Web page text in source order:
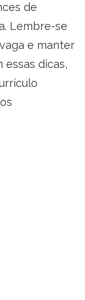
de
Lembre-se
e manter
essas dicas,